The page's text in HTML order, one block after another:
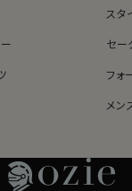
立ての裏部分がオー
うに第2ボタンの位
スタ
セー
フォ
メン
袖・
カフ